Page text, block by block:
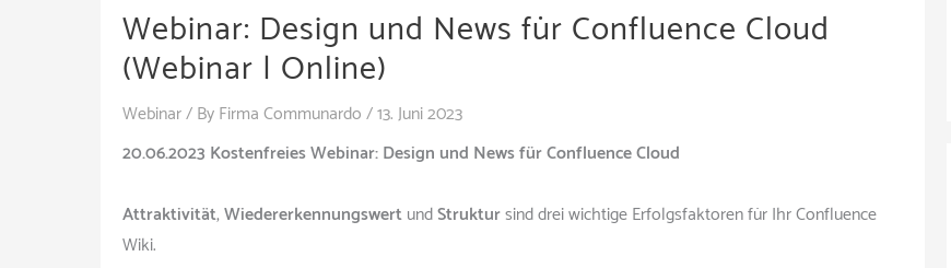
Webinar: Design und News für Confluence Cloud
(Webinar | Online)
Webinar/ ByFirma Communardo/13. Juni 2023
20.06.2023 Kostenfreies Webinar: Design und News für Confluence Cloud
Attraktivität,WiedererkennungswertundStruktursind drei wichtige Erfolgsfaktoren für Ihr Confluence
Wiki.